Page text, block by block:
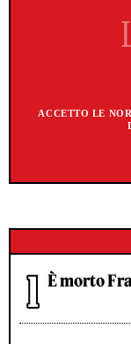
ACCETTO LE
È morto